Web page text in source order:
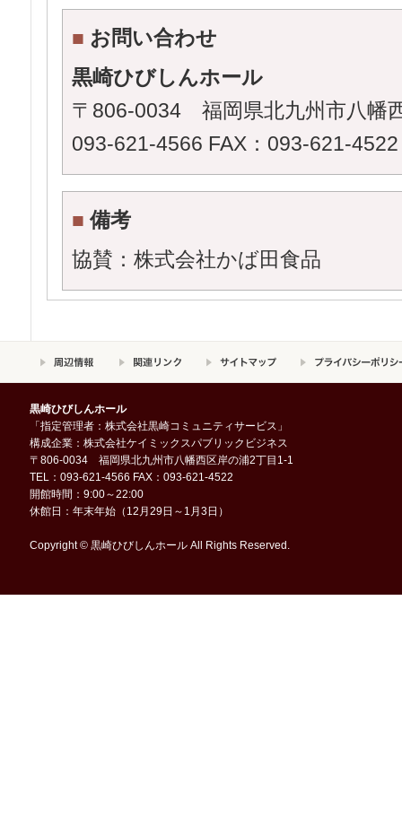
■ お問い合わせ
黒崎ひびしんホール
〒806-0034 福岡県北九州市八幡
093-621-4566 FAX：093-621-4522
■ 備考
協賛：株式会社かば田食品
黒崎ひびしんホール
「指定管理者：株式会社黒崎コミュニティサービス」
構成企業：株式会社ケイミックスパブリックビジネス
〒806-0034 福岡県北九州市八幡西区岸の浦2丁目1-1
TEL：093-621-4566 FAX：093-621-4522
開館時間：9:00～22:00
休館日：年末年始（12月29日～1月3日）
Copyright © 黒崎ひびしんホール All Rights Reserved.